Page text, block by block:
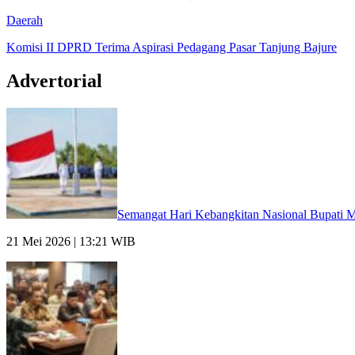
Daerah
Komisi II DPRD Terima Aspirasi Pedagang Pasar Tanjung Bajure
Advertorial
Semangat Hari Kebangkitan Nasional Bupati
21 Mei 2026 | 13:21 WIB